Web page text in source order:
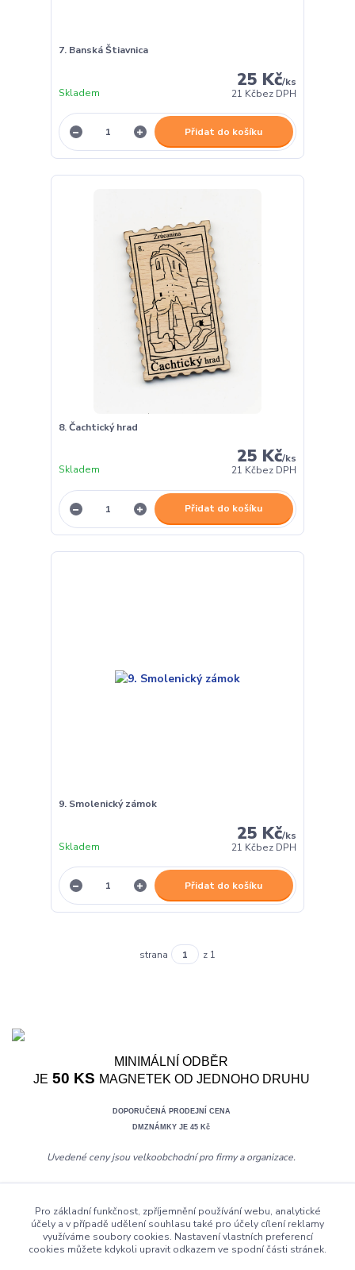
7. Banská Štiavnica
25 Kč/ks
21 Kčbez DPH
Skladem
Přidat do košíku
8. Čachtický hrad
25 Kč/ks
21 Kčbez DPH
Skladem
Přidat do košíku
9. Smolenický zámok
25 Kč/ks
21 Kčbez DPH
Skladem
Přidat do košíku
strana z 1
MINIMÁLNÍ ODBĚR
JE 50 KS MAGNETEK OD JEDNOHO DRUHU
DOPORUČENÁ PRODEJNÍ CENA
DMZNÁMKY JE 45 Kč
Uvedené ceny jsou velkoobchodní pro firmy a organizace.
dmznamky.cz
Pro základní funkčnost, zpříjemnění používání webu, analytické
účely a v případě udělení souhlasu také pro účely cílení reklamy
využíváme soubory cookies. Nastavení vlastních preferencí
cookies můžete kdykoli upravit odkazem ve spodní části stránek.